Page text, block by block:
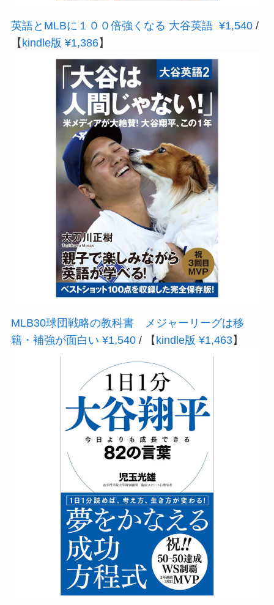
英語とMLBに１００倍強くなる 大谷英語 ¥1,540/
【 kindle版 ¥1,386】
MLB30球団戦略の教科書 メジャーリーグは移
籍・補強が面白い ¥1,540/ 【 kindle版 ¥1,463】